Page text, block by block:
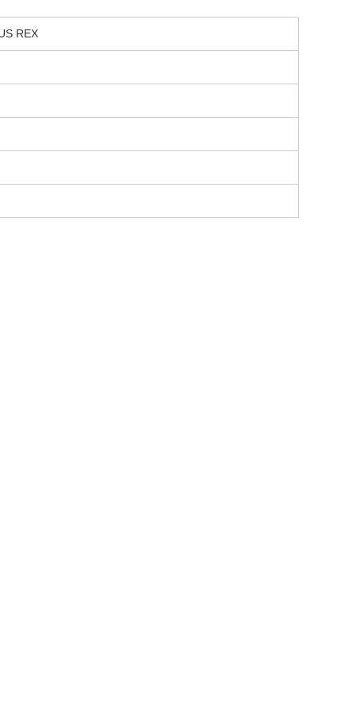
REX